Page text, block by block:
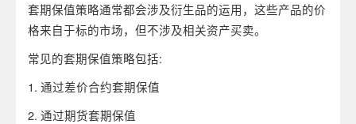
套期保值策略通常都会涉及衍生品的运用，这些产品的价
格来自于标的市场，但不涉及相关资产买卖。
常见的套期保值策略包括:
1. 通过差价合约套期保值
2. 通过期货套期保值